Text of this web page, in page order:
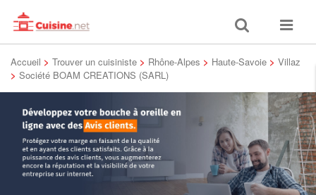
Toggle
search
Toggle
Accueil > Trouver un cuisiniste > Rhône-Alpes > Haute-Savoie > Villaz
> Société BOAM CREATIONS (SARL)